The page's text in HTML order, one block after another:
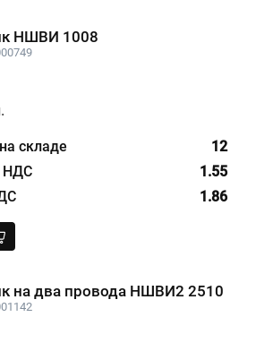
НШВИ 1008
12
1.55
1.86
на два провода НШВИ2 2510